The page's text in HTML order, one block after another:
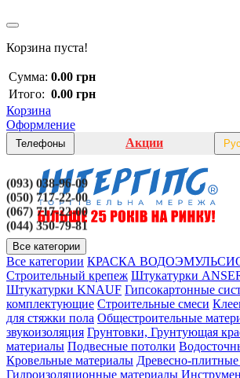
Корзина пуста!
Сумма: 0.00 грн
Итого: 0.00 грн
Корзина
Оформление
Телефоны
(093) 038-96-09
(050) 717-22-00
(067) 717-22-00
(044) 350-79-81
Акции
Все категории
Все категории КРАСКА
Строительный крепеж Штукатурки
Штукатурки KNAUF Гипсокартонные
комплектующие Строительные смеси
для стяжки пола Общестроительные
звукоизоляция Грунтовки, Грунтующая
материалы Подвесные потолки
Кровельные материалы Древесно-
Гидроизоляционные материалы